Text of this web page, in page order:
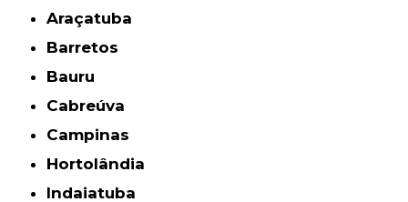
Araçatuba
Barretos
Bauru
Cabreúva
Campinas
Hortolândia
Indaiatuba